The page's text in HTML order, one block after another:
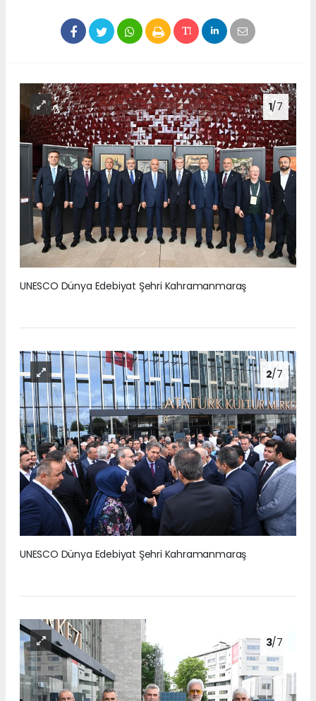
1/7
UNESCO Dünya Edebiyat Şehri Kahramanmaraş
2/7
UNESCO Dünya Edebiyat Şehri Kahramanmaraş
3/7